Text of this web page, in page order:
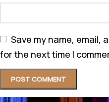
Save my name, email,
for the next time I